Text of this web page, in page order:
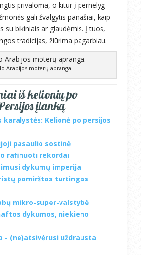
privaloma, o kitur į pernelyg
gali žvalgytis panašiai, kaip
su bikiniais ar glaudėmis. Į tuos,
tradicijas, žiūrima pagarbiau.
Arabijos moterų apranga.
iš kelionių po
įlanką
karalystės: Kelionė po persijos
pasaulio sostinė
rafinuoti rekordai
dykumų imperija
pamirštas turtingas
mikro-super-valstybė
dykumos, niekieno
- (ne)atsivėrusi uždrausta